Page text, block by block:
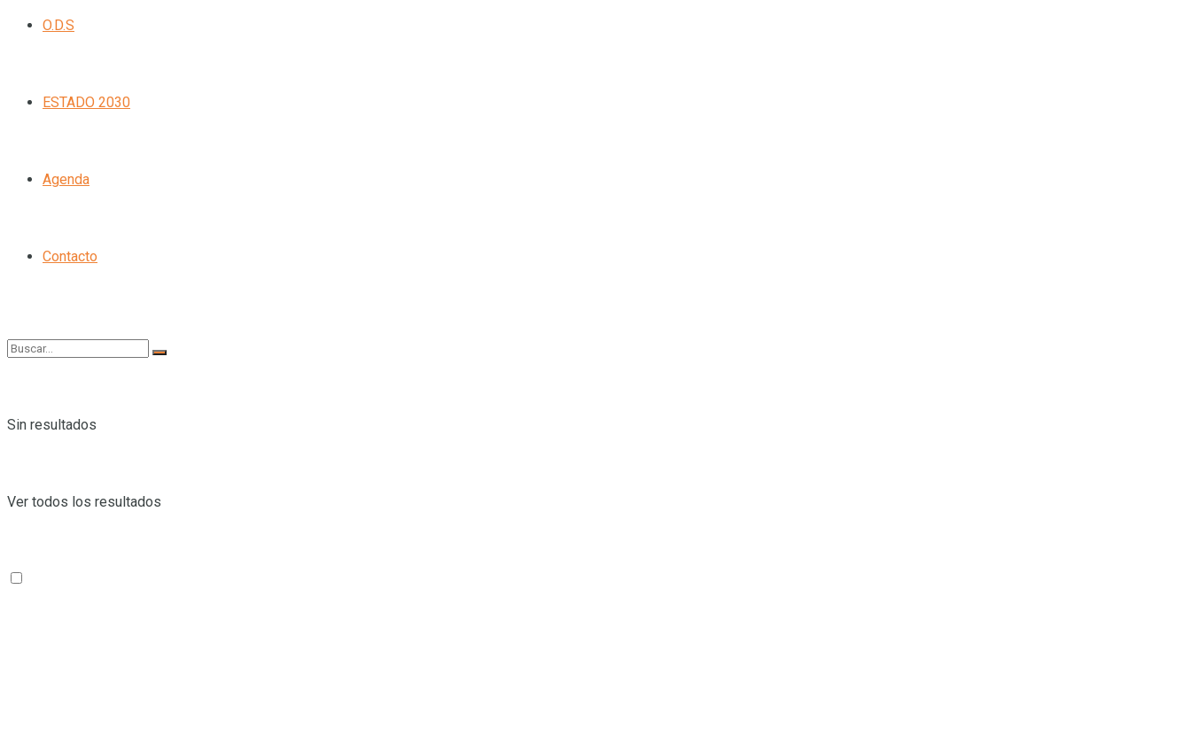
O.D.S
ESTADO 2030
Agenda
Contacto
Sin resultados
Ver todos los resultados